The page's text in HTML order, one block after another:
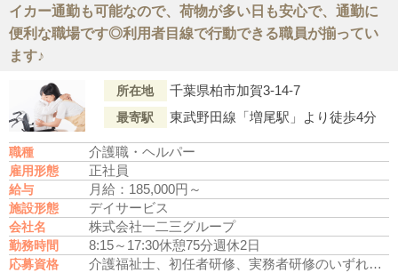
イカー通勤も可能なので、荷物が多い日も安心で、通勤に
便利な職場です◎利用者目線で行動できる職員が揃ってい
ます♪
所在地 千葉県柏市加賀3-14-7
最寄駅 東武野田線「増尾駅」より徒歩4分
職種 介護職・ヘルパー
雇用形態 正社員
給与 月給：185,000円～
施設形態 デイサービス
会社名 株式会社一二三グループ
勤務時間 8:15～17:30休憩75分週休2日
応募資格 介護福祉士、初任者研修、実務者研修のいずれかの資格をお持ちの方